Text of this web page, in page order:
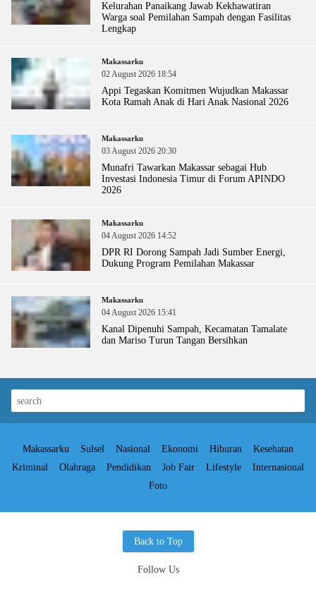
Kelurahan Panaikang Jawab Kekhawatiran
Warga soal Pemilahan Sampah dengan Fasilitas
Lengkap
Makassarku
02 August 2026 18:54
Appi Tegaskan Komitmen Wujudkan Makassar
Kota Ramah Anak di Hari Anak Nasional 2026
Makassarku
03 August 2026 20:30
Munafri Tawarkan Makassar sebagai Hub
Investasi Indonesia Timur di Forum APINDO
2026
Makassarku
04 August 2026 14:52
DPR RI Dorong Sampah Jadi Sumber Energi,
Dukung Program Pemilahan Makassar
Makassarku
04 August 2026 15:41
Kanal Dipenuhi Sampah, Kecamatan Tamalate
dan Mariso Turun Tangan Bersihkan
Makassarku Sulsel Nasional Ekonomi Hiburan
Kesehatan
Kriminal
Olahraga Pendidikan Job Fair Lifestyle
Internasional
Foto
Back to Top
Follow Us